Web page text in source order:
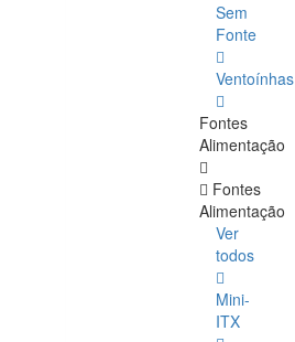
Sem
Fonte
Ventoínhas
Fontes
Alimentação
Fontes
Alimentação
Ver
todos
Mini-
ITX